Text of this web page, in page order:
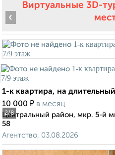
Виртуальные 3D-
2/8
‹
1-к квартира, на
10 000 ₽ в месяц
Центральный район, мкр. 5-й
58
Агентство, 03.08.2026